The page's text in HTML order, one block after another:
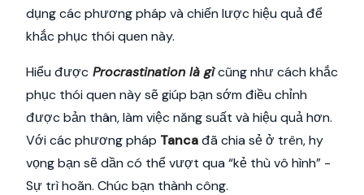
dụng các phương pháp và chiến lược hiệu quả để
khắc phục thói quen này.
Hiểu được Procrastination là gìcũng như cách khắc
phục thói quen này sẽ giúp bạn sớm điều chỉnh
được bản thân, làm việc năng suất và hiệu quả hơn.
Với các phương pháp Tancađã chia sẻ ở trên, hy
vọng bạn sẽ dần có thể vượt qua “kẻ thù vô hình” -
Sự trì hoãn. Chúc bạn thành công.